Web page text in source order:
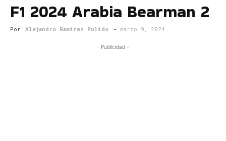
Magazine
F1 2024 Arabia Bearman 2
Por Alejandro Ramirez Pulido - marzo 9, 2024
- Publicidad -